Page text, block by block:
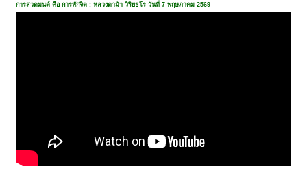
การสวดมนต์ คือ การพักจิต : หลวงตาม้า วิริยธโร วันที่ 7 พฤษภาคม 2569